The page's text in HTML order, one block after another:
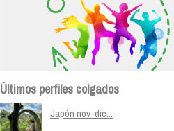
Últimos perfiles colgados
Japón nov-dic...